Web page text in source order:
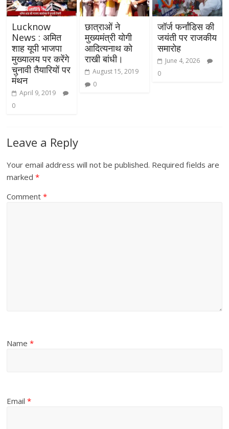
Lucknow
News : अमित
शाह यूपी भाजपा
मुख्यालय पर करेंगे
चुनावी तैयारियों पर
मंथन
April 9, 2019
0
छात्राओं ने
मुख्यमंत्री योगी
आदित्यनाथ को
राखी बांधी।
August 15, 2019
0
जॉर्ज फर्नांडिस की
जयंती पर राजकीय
समारोह
June 4, 2026
0
Leave a Reply
Your email address will not be published. Required fields are
marked*
Comment*
Name*
Email*